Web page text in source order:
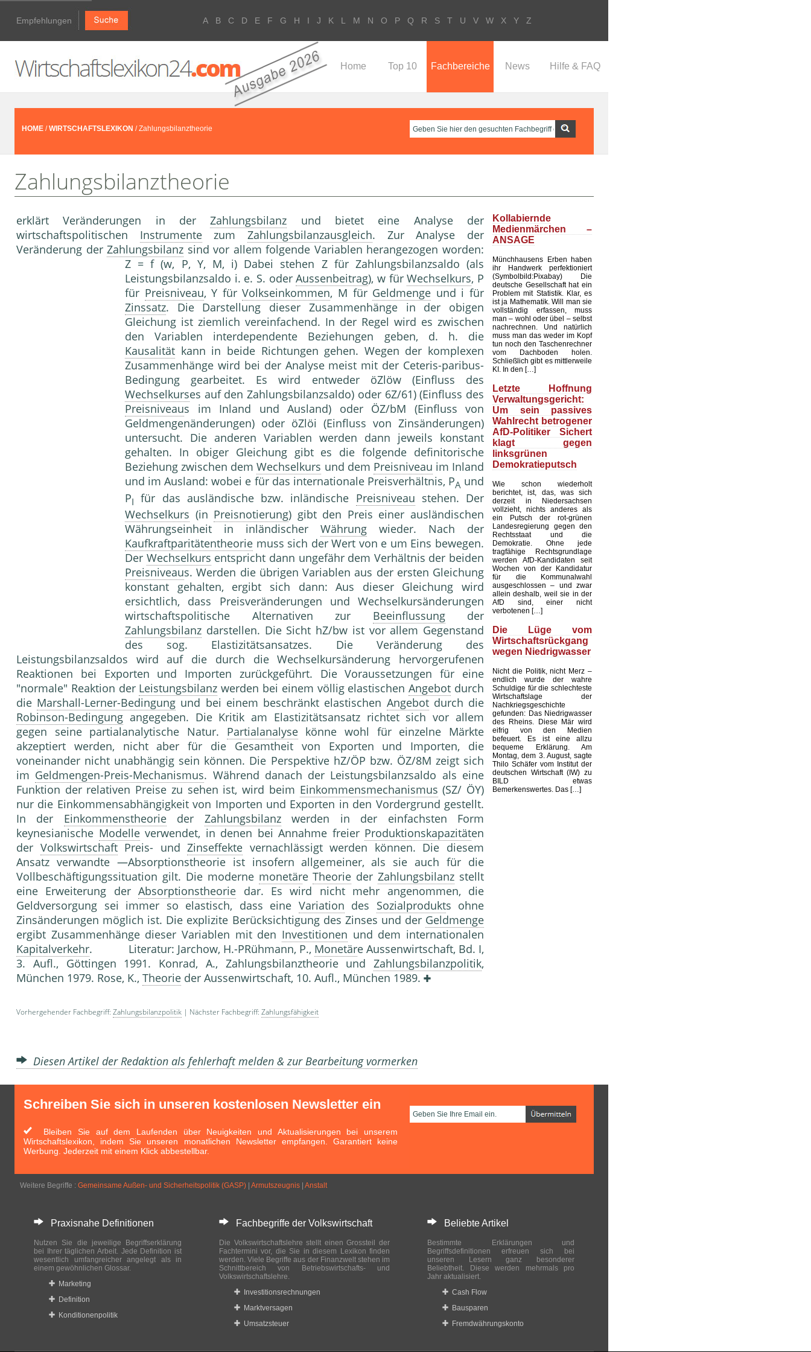
Empfehlungen A B C D E F G H I J K L M N O P Q R S T U V W X Y Z
Home Top 10 Fachbereiche News Hilfe & FAQ
HOME /WIRTSCHAFTSLEXIKON / Zahlungsbilanztheorie
Zahlungsbilanztheorie
erklärt Veränderungen in derZahlungsbilanz und bietet eine Analyse der
wirtschaftspolitischen InstrumentezumZahlungsbilanzausgleich. Zur Analyse der
Veränderung derZahlungsbilanz sind vor allem folgende Variablen herangezogen worden:
Z = f (w, P, Y, M, i) Dabei stehen Z für Zahlungsbilanzsaldo (als
Leistungsbilanzsaldo i. e. S. oderAussenbeitrag), w fürWechselkurs, P
für Preisniveau, Y fürVolkseinkommen, M für Geldmenge und i für
Zinssatz. Die Darstellung dieser Zusammenhänge in der obigen
Gleichung ist ziemlich vereinfachend. In der Regel wird es zwischen
den Variablen interdependente Beziehungen geben, d. h. die
Kausalität kann in beide Richtungen gehen. Wegen der komplexen
Zusammenhänge wird bei der Analyse meist mit der Ceteris-paribus-
Bedingung gearbeitet. Es wird entweder öZlöw (Einfluss des
Wechselkurses auf den Zahlungsbilanzsaldo) oder 6Z/61) (Einfluss des
Preisniveaus im Inland und Ausland) oder ÖZ/bM (Einfluss von
Geldmengenänderungen) oder öZlöi (Einfluss von Zinsänderungen)
untersucht. Die anderen Variablen werden dann jeweils konstant
gehalten. In obiger Gleichung gibt es die folgende definitorische
Beziehung zwischen demWechselkurs und dem Preisniveau im Inland
und im Ausland: wobei e für das internationale Preisverhältnis, PA und
PI für das ausländische bzw. inländische Preisniveau stehen. Der
Wechselkurs (in Preisnotierung) gibt den Preis einer ausländischen
Währungseinheit in inländischer Währung wieder. Nach der
Kaufkraftparitätentheorie muss sich der Wert von e um Eins bewegen.
Der Wechselkurs entspricht dann ungefähr dem Verhältnis der beiden
Preisniveaus. Werden die übrigen Variablen aus der ersten Gleichung
konstant gehalten, ergibt sich dann: Aus dieser Gleichung wird
ersichtlich, dass Preisveränderungen und Wechselkursänderungen
wirtschaftspolitische Alternativen zur Beeinflussungder
Zahlungsbilanz darstellen. Die Sicht hZ/bw ist vor allem Gegenstand
des sog. Elastizitätsansatzes. Die Veränderung des
Leistungsbilanzsaldos wird auf die durch die Wechselkursänderung hervorgerufenen
Reaktionen bei Exporten und Importen zurückgeführt. Die Voraussetzungen für eine
"normale" Reaktion der Leistungsbilanz werden bei einem völlig elastischenAngebot durch
die Marshall-Lerner-Bedingung und bei einem beschränkt elastischen Angebotdurch die
Robinson-Bedingung angegeben. Die Kritik am Elastizitätsansatz richtet sich vor allem
gegen seine partialanalytische Natur. Partialanalysekönne wohl für einzelne Märkte
akzeptiert werden, nicht aber für die Gesamtheit von Exporten und Importen, die
voneinander nicht unabhängig sein können. Die Perspektive hZ/ÖP bzw. ÖZ/8M zeigt sich
im Geldmengen-Preis-Mechanismus. Während danach der Leistungsbilanzsaldo als eine
Funktion der relativen Preise zu sehen ist, wird beim Einkommensmechanismus (SZ/ ÖY)
nur die Einkommensabhängigkeit von Importen und Exporten in den Vordergrund gestellt.
In der Einkommenstheorieder Zahlungsbilanzwerden in der einfachsten Form
keynesianische Modelleverwendet, in denen bei Annahme freier Produktionskapazitäten
der VolkswirtschaftPreis- undZinseffekte vernachlässigt werden können. Die diesem
Ansatz verwandte —Absorptionstheorie ist insofern allgemeiner, als sie auch für die
Vollbeschäftigungssituation gilt. Die moderne monetäreTheorie derZahlungsbilanz stellt
eine Erweiterung derAbsorptionstheorie dar. Es wird nicht mehr angenommen, die
Geldversorgung sei immer so elastisch, dass eine Variation des Sozialprodukts ohne
Zinsänderungen möglich ist. Die explizite Berücksichtigung des Zinses und der Geldmenge
ergibt Zusammenhänge dieser Variablen mit den Investitionen und dem internationalen
Kapitalverkehr. Literatur: Jarchow, H.-PRühmann, P., Monetäre Aussenwirtschaft, Bd. I,
3. Aufl., Göttingen 1991. Konrad, A., Zahlungsbilanztheorie und Zahlungsbilanzpolitik,
München 1979. Rose, K., Theorie der Aussenwirtschaft, 10. Aufl., München 1989.
Vorhergehender Fachbegriff: Zahlungsbilanzpolitik | Nächster Fachbegriff: Zahlungsfähigkeit
Diesen Artikel der Redaktion als fehlerhaft melden & zur Bearbeitung vormerken
Kollabiernde
Medienmärchen –
ANSAGE
Münchhausens Erben haben
ihr Handwerk perfektioniert
(Symbolbild:Pixabay) Die
deutsche Gesellschaft hat ein
Problem mit Statistik. Klar, es
ist ja Mathematik. Will man sie
vollständig erfassen, muss
man – wohl oder übel – selbst
nachrechnen. Und natürlich
muss man das weder im Kopf
tun noch den Taschenrechner
vom Dachboden holen.
Schließlich gibt es mittlerweile
KI. In den […]
Letzte Hoffnung
Verwaltungsgericht:
Um sein passives
Wahlrecht betrogener
AfD-Politiker Sichert
klagt gegen
linksgrünen
Demokratieputsch
Wie schon wiederholt
berichtet, ist, das, was sich
derzeit in Niedersachsen
vollzieht, nichts anderes als
ein Putsch der rot-grünen
Landesregierung gegen den
Rechtsstaat und die
Demokratie. Ohne jede
tragfähige Rechtsgrundlage
werden AfD-Kandidaten seit
Wochen von der Kandidatur
für die Kommunalwahl
ausgeschlossen – und zwar
allein deshalb, weil sie in der
AfD sind, einer nicht
verbotenen […]
Die Lüge vom
Wirtschaftsrückgang
wegen Niedrigwasser
Nicht die Politik, nicht Merz –
endlich wurde der wahre
Schuldige für die schlechteste
Wirtschaftslage der
Nachkriegsgeschichte
gefunden: Das Niedrigwasser
des Rheins. Diese Mär wird
eifrig von den Medien
befeuert. Es ist eine allzu
bequeme Erklärung. Am
Montag, dem 3. August, sagte
Thilo Schäfer vom Institut der
deutschen Wirtschaft (IW) zu
BILD etwas
Bemerkenswertes. Das […]
Schreiben Sie sich in unseren kostenlosen Newsletter ein
Bleiben Sie auf dem Laufenden über Neuigkeiten und Aktualisierungen bei unserem
Wirtschaftslexikon, indem Sie unseren monatlichen Newsletter empfangen. Garantiert keine
Werbung. Jederzeit mit einem Klick abbestellbar.
Weitere Begriffe : Gemeinsame Außen- und Sicherheitspolitik (GASP) Armutszeugnis Anstalt
Praxisnahe Definitionen
Nutzen Sie die jeweilige Begriffserklärung
bei Ihrer täglichen Arbeit. Jede Definition ist
wesentlich umfangreicher angelegt als in
einem gewöhnlichen Glossar.
Marketing
Definition
Konditionenpolitik
Fachbegriffe der Volkswirtschaft
Die Volkswirtschaftslehre stellt einen Grossteil der
Fachtermini vor, die Sie in diesem Lexikon finden
werden. Viele Begriffe aus der Finanzwelt stehen im
Schnittbereich von Betriebswirtschafts- und
Volkswirtschaftslehre.
Investitionsrechnungen
Marktversagen
Umsatzsteuer
Beliebte Artikel
Bestimmte Erklärungen und
Begriffsdefinitionen erfreuen sich bei
unseren Lesern ganz besonderer
Beliebtheit. Diese werden mehrmals pro
Jahr aktualisiert.
Cash Flow
Bausparen
Fremdwährungskonto